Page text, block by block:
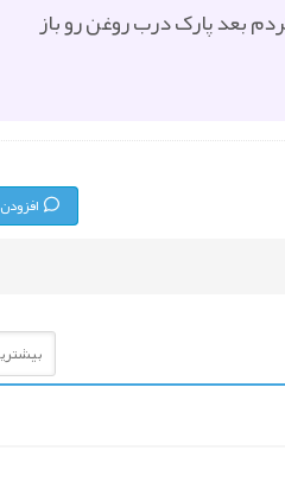
بعد پارک درب روغن رو باز